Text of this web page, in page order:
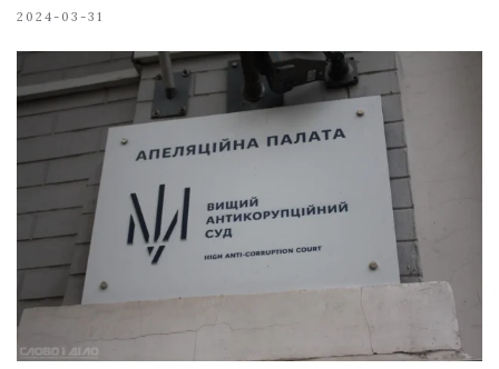
2024-03-31